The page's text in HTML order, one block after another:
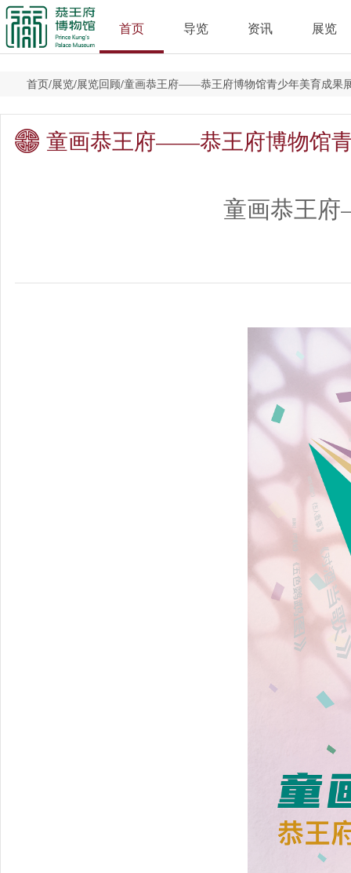
首页 导览 资讯 展览
首页/展览/展览回顾/童画恭王府——恭王府博物馆青少年美育成果
童画恭王府——恭王府博物馆
童画恭王